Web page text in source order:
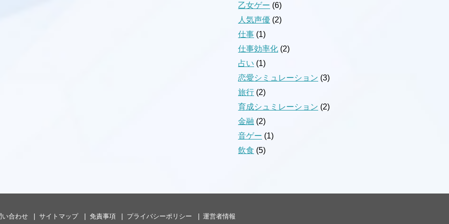
乙女ゲー (6)
人気声優 (2)
仕事 (1)
仕事効率化 (2)
占い (1)
恋愛シミュレーション (3)
旅行 (2)
育成シュミレーション (2)
金融 (2)
音ゲー (1)
飲食 (5)
い合わせ サイトマップ 免責事項 プライバシーポリシー 運営者情報